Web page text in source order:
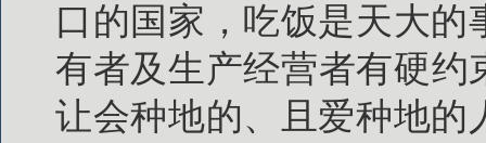
口的国家，吃饭是天大
有者及生产经营者有硬
让会种地的、且爱种地的